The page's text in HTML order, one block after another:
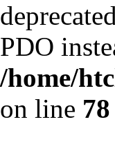
PDO
/home/
on line 78